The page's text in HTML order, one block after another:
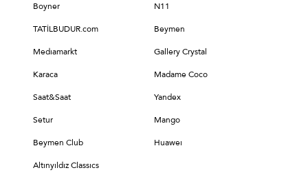
Boyner N11
TATİLBUDUR.com Beymen
Medıamarkt Gallery Crystal
Karaca Madame Coco
Saat&Saat Yandex
Setur Mango
Beymen Club Huaweı
Altınyıldız Classıcs